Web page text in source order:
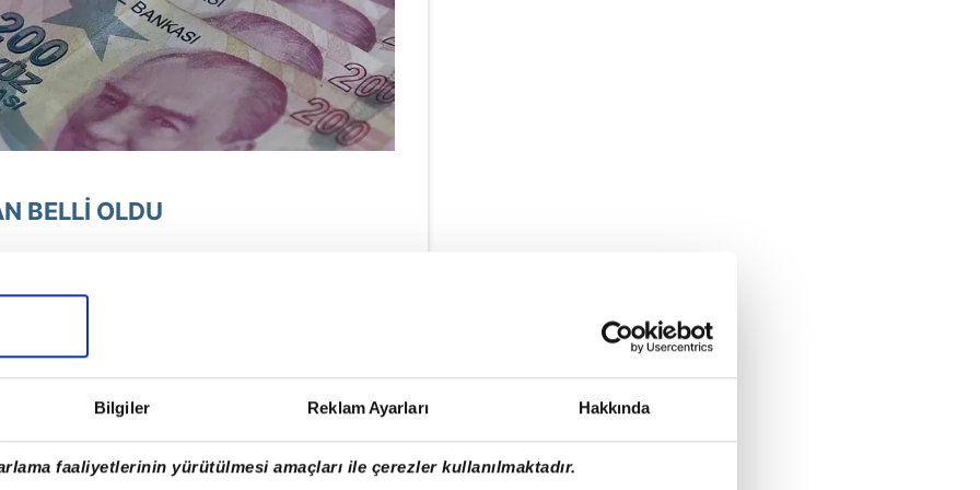
Bilgiler Reklam Ayarları Hakkında
faaliyetlerinin yürütülmesi amaçları ile çerezler kullanılmaktadır.
BELLİ OLDU
maaşlarına zam, TÜİK tarafından
verisiyle belli oluyor. Temmuz ayında
Ocak-Haziran enflasyon oranı kadar,
zam aldı. En düşük emekli aylığı ise
zam için TÜİK tarafından Temmuz-
bekleniyor. Bugüne kadar